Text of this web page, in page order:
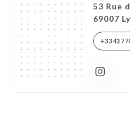
53 Rue
69007